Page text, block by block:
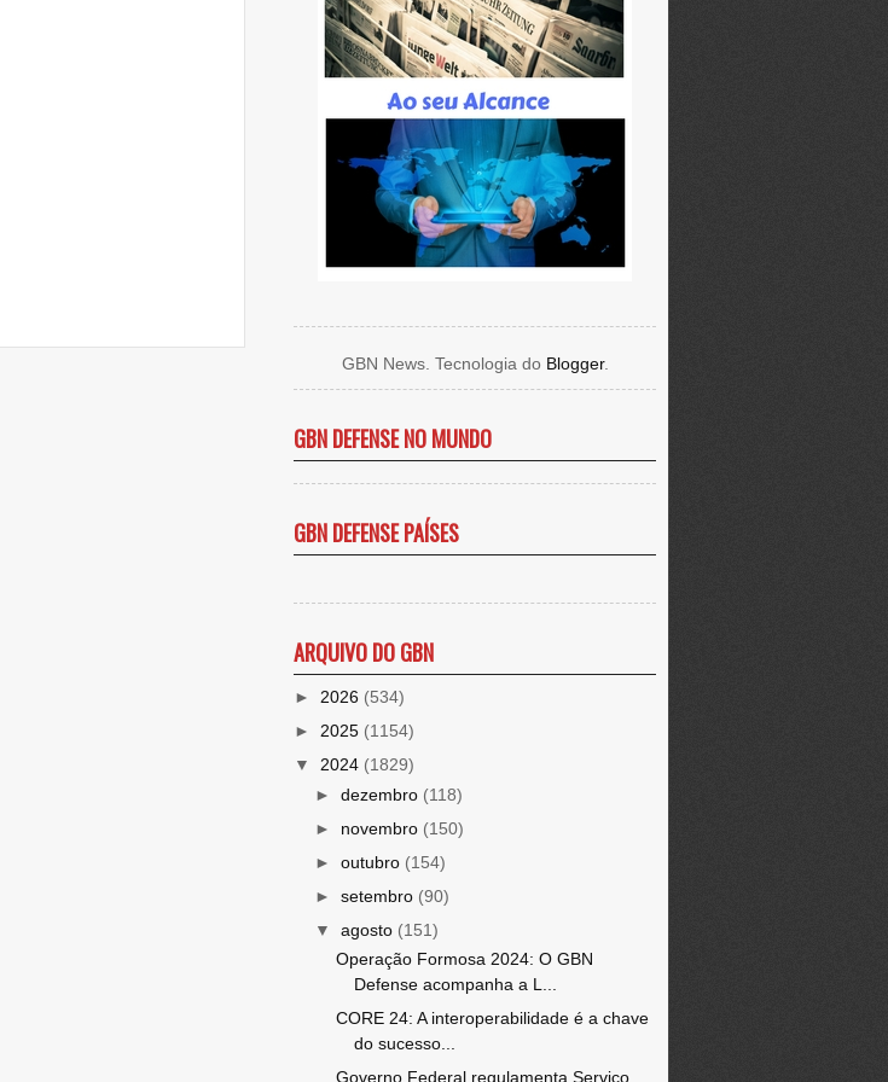
GBN News. Tecnologia do Blogger.
GBN DEFENSE NO MUNDO
GBN DEFENSE PAÍSES
ARQUIVO DO GBN
► 2026 (534)
► 2025 (1154)
▼ 2024 (1829)
► dezembro (118)
► novembro (150)
► outubro (154)
► setembro (90)
▼ agosto (151)
Operação Formosa 2024: O GBN
Defense acompanha a L...
CORE 24: A interoperabilidade é a chave
do sucesso...
Governo Federal regulamenta Serviço